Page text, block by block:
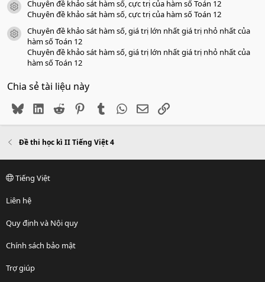
icon tài liệu
Chuyên đề khảo sát hàm số, cực trị của hàm số Toán 12
Chuyên đề khảo sát hàm số, cực trị của hàm số Toán 12
icon tài liệu
Chuyên đề khảo sát hàm số, giá trị lớn nhất giá trị nhỏ nhất của
hàm số Toán 12
Chuyên đề khảo sát hàm số, giá trị lớn nhất giá trị nhỏ nhất của
hàm số Toán 12
Chia sẻ tài liệu này
BlueskyLinkedIn
Reddit PinterestTumblr WhatsApp
EmailLink
Đề thi học kì II Tiếng Việt 4
Tiếng Việt
Liên hệ
Quy định và Nội quy
Chính sách bảo mật
Trợ giúp